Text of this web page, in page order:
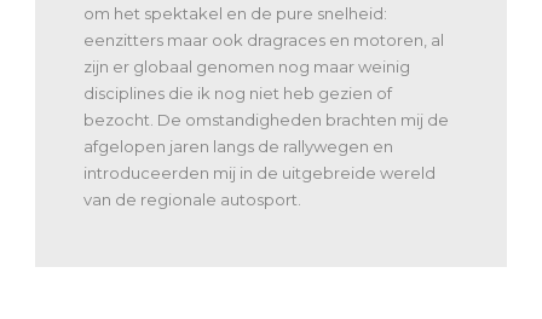
om het spektakel en de pure snelheid:
eenzitters maar ook dragraces en motoren, al
zijn er globaal genomen nog maar weinig
disciplines die ik nog niet heb gezien of
bezocht. De omstandigheden brachten mij de
afgelopen jaren langs de rallywegen en
introduceerden mij in de uitgebreide wereld
van de regionale autosport.